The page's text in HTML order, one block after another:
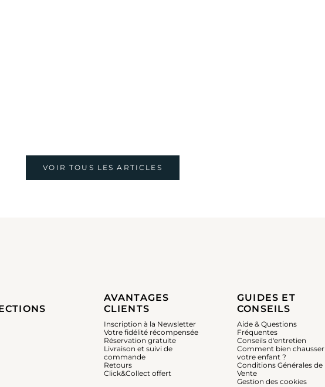
VOIR TOUS LES ARTICLES
AVANTAGES
CLIENTS
Inscription à la Newsletter
Votre fidélité récompensée
Réservation gratuite
Livraison et suivi de
commande
Retours
Click&Collect offert
GUIDES ET
CONSEILS
Aide & Questions
Fréquentes
Conseils d'entretien
Comment bien chausser
votre enfant ?
Conditions Générales de
Vente
Gestion des cookies